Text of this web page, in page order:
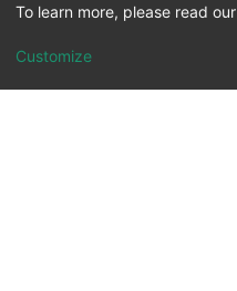
To learn more, please read our
Customize